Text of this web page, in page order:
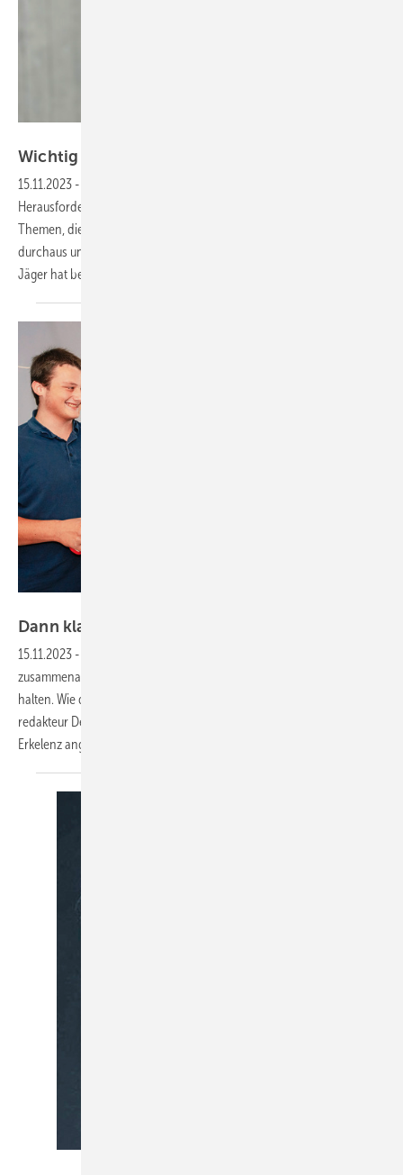
Wichtig ist: gemeinsam im Dialog zu
15.11.2023 -
Herausforderungen. Energiewende, Fachkräftebedarf, Digitalisierung.
Themen, die das Verhältnis vom Fachhandwerk zum Großhandel
durchaus unter Spannung setzen können. SBZ-Chefredakteur Dennis
Jäger hat bei Thomas Werner nachgefragt, ob das so
Da nn kla ppt‘s auch mit dem
15.11.2023 -
zusammenarbeiten, um Endkunden letztlich in der Fachschiene zu
halten. Wie das Miteinander gelingen kann, hat sich SBZ-Chef­
redakteur Dennis Jäger bei der Mann Gebäudetechnik GmbH in
Erkelenzangeschaut.